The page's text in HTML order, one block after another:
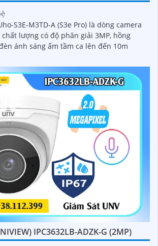
S3E-M3TD-A (S3e Pro) là dòng camera
lượng có độ phân giải 3MP, hồng
ánh sáng ấm tầm ca lên đến 10m
IPC3632LB-ADZK-G (2MP)